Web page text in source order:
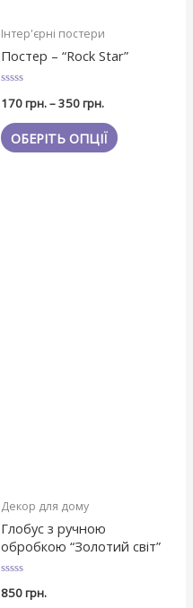
Інтер'єрні постери
Постер – “Rock Star”
в
з
5
170грн.–350грн.
ОБЕРІТЬ ОПЦІЇ
Декор для дому
Глобус з ручною
обробкою “Золотий світ”
в
850грн.